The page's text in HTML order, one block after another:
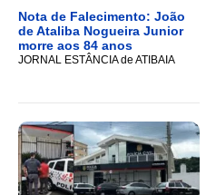
Nota de Falecimento: João
de Ataliba Nogueira Junior
morre aos 84 anos
JORNAL ESTÂNCIA de ATIBAIA